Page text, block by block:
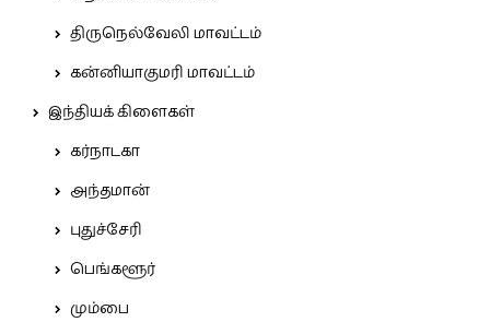
திருநெல்வேலி மாவட்டம்
கன்னியாகுமரி மாவட்டம்
இந்தியக் கிளைகள்
கர்நாடகா
அந்தமான்
புதுச்சேரி
பெங்களூர்
மும்பை